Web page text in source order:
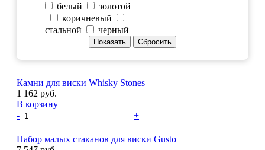
белый
золотой
коричневый
стальной
черный
Камни для виски Whisky Stones
1 162 руб.
В корзину
-
+
Набор малых стаканов для виски Gusto